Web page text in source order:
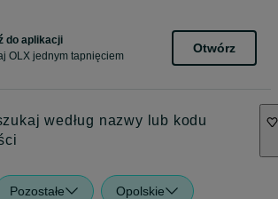
do aplikacji
OLX jednym tapnięciem
Otwórz
według nazwy lub kodu
Pozostałe Opolskie